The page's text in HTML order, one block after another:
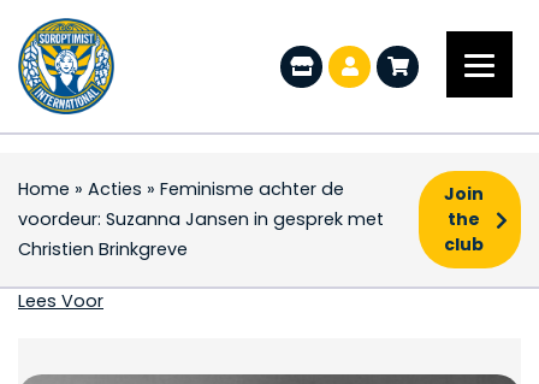
Home » Acties » Feminisme achter de
voordeur: Suzanna Jansen in gesprek met
Christien Brinkgreve
Join
the
club
Feminisme achter de
Lees Voor